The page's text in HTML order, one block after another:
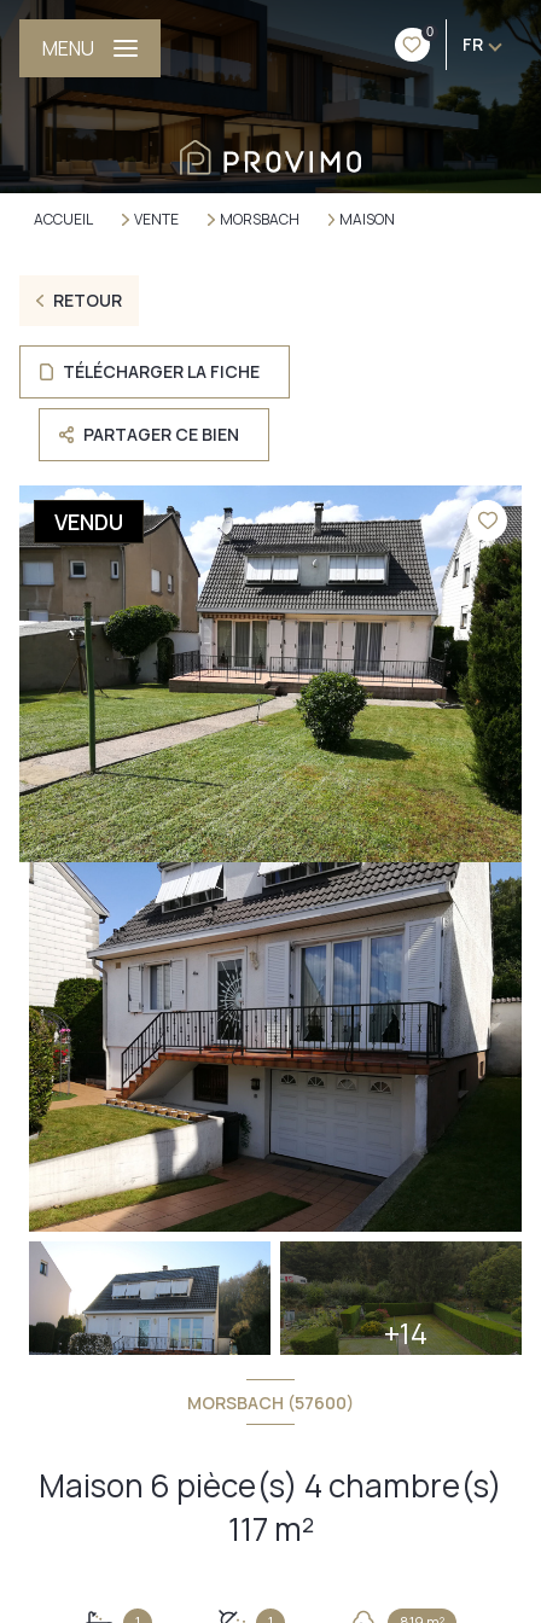
0
FR
MENU
ACCUEIL VENTE MORSBACH MAISON
RETOUR
TÉLÉCHARGER LA FICHE
PARTAGER CE BIEN
VENDU
+14
MORSBACH (57600)
Maison 6 pièce(s) 4 chambre(s)
117 m²